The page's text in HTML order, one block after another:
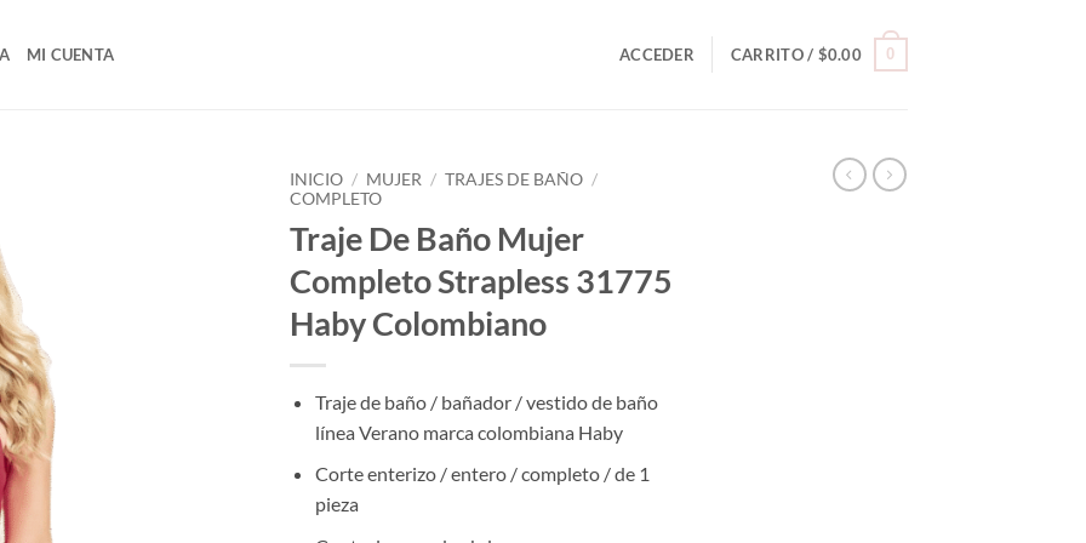
MI CUENTA ACCEDER CARRITO / $0.00 0
INICIO / MUJER / TRAJES DE BAÑO /
COMPLETO
Traje De Baño Mujer
Completo Strapless 31775
Haby Colombiano
Traje de baño / bañador / vestido de baño
línea Verano marca colombiana Haby
Corte enterizo / entero / completo / de 1
pieza